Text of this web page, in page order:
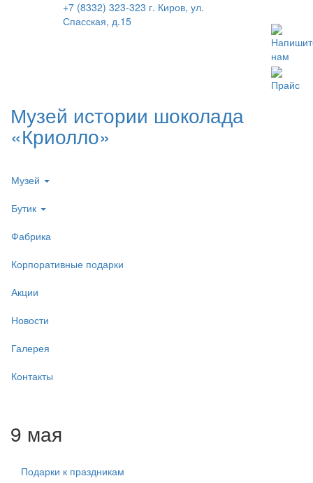
+7 (8332) 323-323 г. Киров, ул.
Спасская, д.15
нам
Прайс
Музей истории шоколада
«Криолло»
Музей
Бутик
Фабрика
Корпоративные подарки
Акции
Новости
Галерея
Контакты
9 мая
Подарки к праздникам